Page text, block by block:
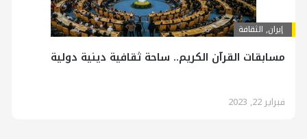
إيران, الثقافة
مسابقات القرآن الكريم.. ساحة ثقافية دينية دولية
فبراير 22, 2023